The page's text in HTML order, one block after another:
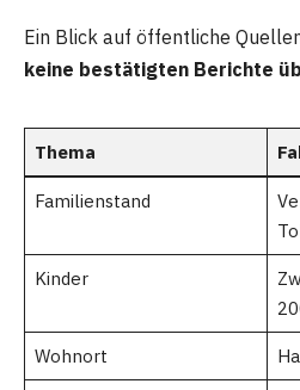
Ein Blick auf öffentliche
keine bestätigten Berichte
Thema
Familienstand
Kinder
Wohnort